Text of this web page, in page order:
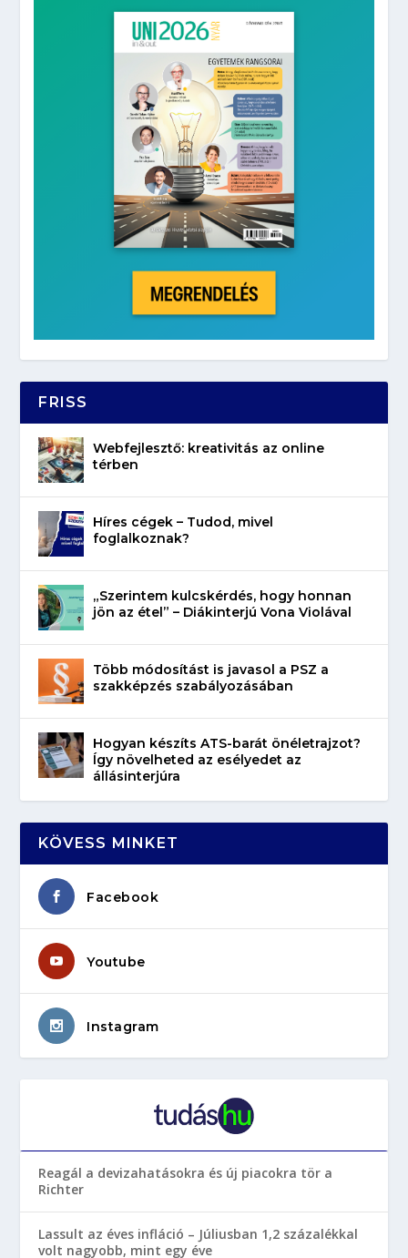
FRISS
Webfejlesztő: kreativitás az online
térben
Híres cégek – Tudod, mivel
foglalkoznak?
„Szerintem kulcskérdés, hogy honnan
jön az étel” – Diákinterjú Vona Violával
Több módosítást is javasol a PSZ a
szakképzés szabályozásában
Hogyan készíts ATS-barát önéletrajzot?
Így növelheted az esélyedet az
állásinterjúra
KÖVESS MINKET
Facebook
Youtube
Instagram
Reagál a devizahatásokra és új piacokra tör a
Richter
Lassult az éves infláció – Júliusban 1,2 százalékkal
volt nagyobb, mint egy éve